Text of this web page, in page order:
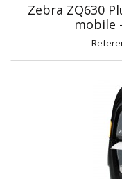
Zebra ZQ630
mobile